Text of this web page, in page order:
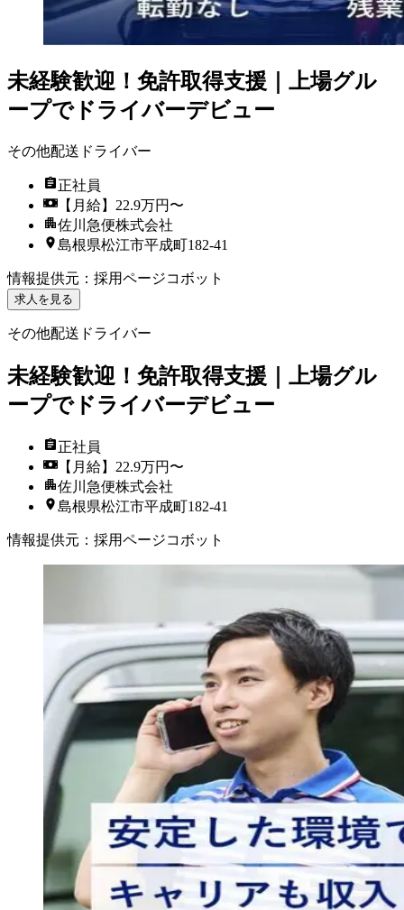
未経験歓迎！免許取得支援｜上場グル
ープでドライバーデビュー
その他配送ドライバー
正社員
【月給】22.9万円〜
佐川急便株式会社
島根県松江市平成町182-41
情報提供元 ： 採用ページコボット
求人を見る
その他配送ドライバー
未経験歓迎！免許取得支援｜上場グル
ープでドライバーデビュー
正社員
【月給】22.9万円〜
佐川急便株式会社
島根県松江市平成町182-41
情報提供元 ： 採用ページコボット